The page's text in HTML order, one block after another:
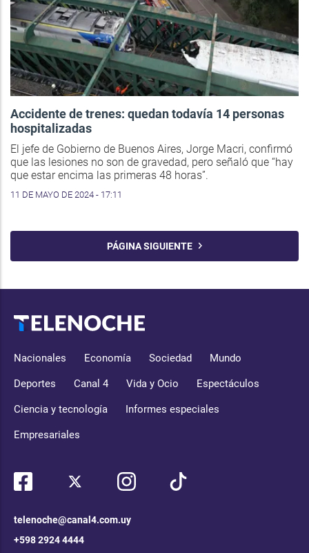
Accidente de trenes: quedan todavía 14 personas
hospitalizadas
El jefe de Gobierno de Buenos Aires, Jorge Macri, confirmó
que las lesiones no son de gravedad, pero señaló que “hay
que estar encima las primeras 48 horas”.
11 DE MAYO DE 2024 - 17:11
PÁGINA SIGUIENTE
Nacionales Economía Sociedad Mundo
Deportes Canal 4 Vida y Ocio Espectáculos
Ciencia y tecnología Informes especiales
Empresariales
telenoche@canal4.com.uy
+598 2924 4444